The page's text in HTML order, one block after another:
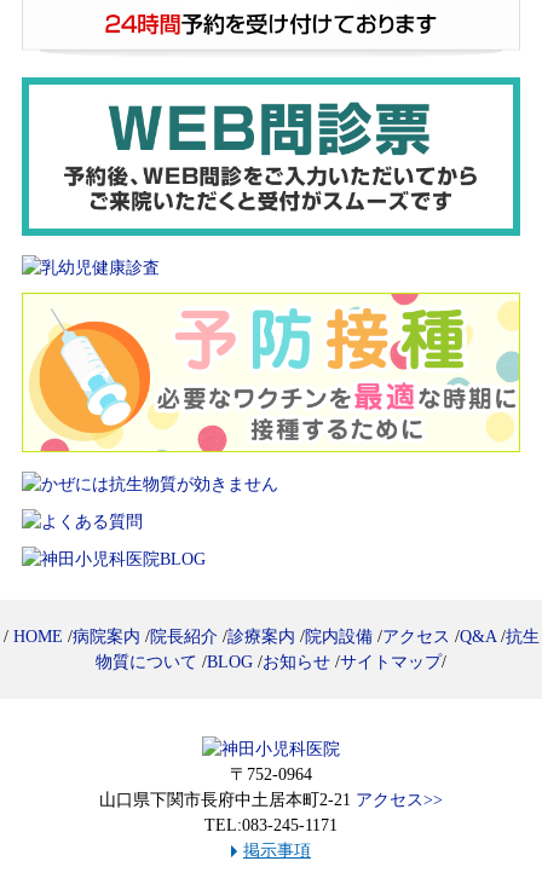
/ HOME /病院案内 /院長紹介/診療案内 /院内設備/アクセス /Q&A/抗生
物質について /BLOG /お知らせ /サイトマップ/
〒752-0964
山口県下関市長府中土居本町2-21 アクセス>>
TEL:083-245-1171
掲示事項